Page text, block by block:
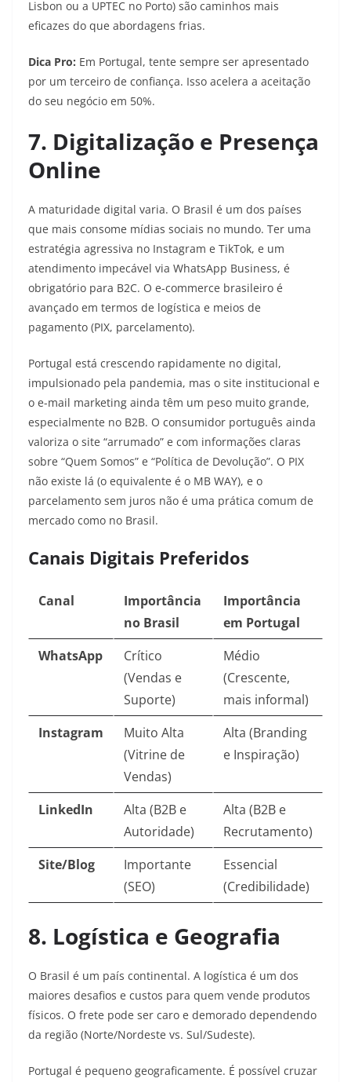
Lisbon ou a UPTEC no Porto) são caminhos mais
eficazes do que abordagens frias.
Dica Pro: Em Portugal, tente sempre ser apresentado
por um terceiro de confiança. Isso acelera a aceitação
do seu negócio em 50%.
7. Digitalização e Presença
Online
A maturidade digital varia. O Brasil é um dos países
que mais consome mídias sociais no mundo. Ter uma
estratégia agressiva no Instagram e TikTok, e um
atendimento impecável via WhatsApp Business, é
obrigatório para B2C. O e-commerce brasileiro é
avançado em termos de logística e meios de
pagamento (PIX, parcelamento).
Portugal está crescendo rapidamente no digital,
impulsionado pela pandemia, mas o site institucional e
o e-mail marketing ainda têm um peso muito grande,
especialmente no B2B. O consumidor português ainda
valoriza o site “arrumado” e com informações claras
sobre “Quem Somos” e “Política de Devolução”. O PIX
não existe lá (o equivalente é o MB WAY), e o
parcelamento sem juros não é uma prática comum de
mercado como no Brasil.
Canais Digitais Preferidos
Canal
Importância
no Brasil
Importância
em Portugal
WhatsApp
Crítico
(Vendas e
Suporte)
Médio
(Crescente,
mais informal)
Instagram
Muito Alta
(Vitrine de
Vendas)
Alta (Branding
e Inspiração)
LinkedIn
Alta (B2B e
Autoridade)
Alta (B2B e
Recrutamento)
Site/Blog
Importante
(SEO)
Essencial
(Credibilidade)
8. Logística e Geografia
O Brasil é um país continental. A logística é um dos
maiores desafios e custos para quem vende produtos
físicos. O frete pode ser caro e demorado dependendo
da região (Norte/Nordeste vs. Sul/Sudeste).
Portugal é pequeno geograficamente. É possível cruzar